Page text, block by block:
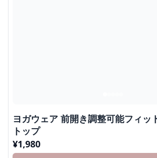
ヨガウェア 前開き調整可能フィッ
トップ
¥1,980